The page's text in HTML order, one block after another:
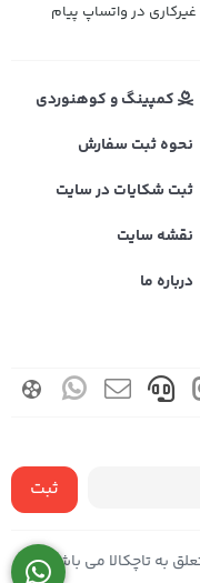
شب و در ساعات غیرکاری در واتساپ پیام
کمپینگ و کوهنوردی
نحوه ثبت سفارش
ثبت شکایات در سایت
نقشه سایت
درباره ما
ثبت
به تاچکالا می باشد |